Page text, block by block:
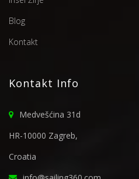
Blog
Kontakt
Kontakt Info
Medvešćina 31d
HR-10000 Zagreb,
Croatia